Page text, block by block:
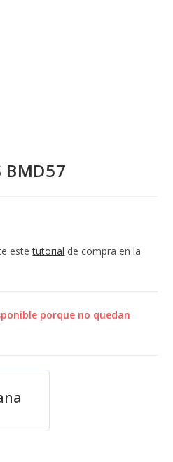
BMD57
estetutorial de compra en la
porque no quedan